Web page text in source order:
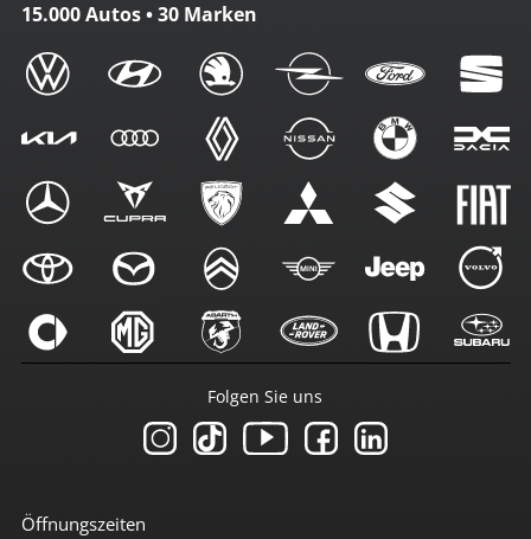
15.000 Autos • 30 Marken
Öffnungszeiten
Folgen Sie uns